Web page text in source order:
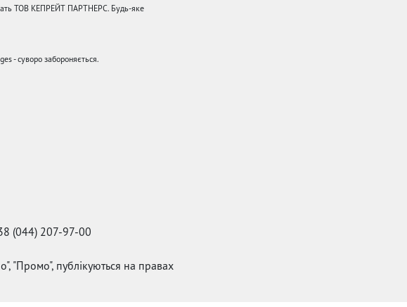
ТОВ КЕПРЕЙТ ПАРТНЕРС. Будь-яке
- суворо забороняється.
(044) 207-97-00
"Промо", публікуються на правах